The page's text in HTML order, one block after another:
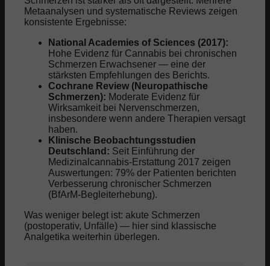
Metaanalysen und systematische Reviews zeigen
konsistente Ergebnisse:
National Academies of Sciences (2017):
Hohe Evidenz für Cannabis bei chronischen
Schmerzen Erwachsener — eine der
stärksten Empfehlungen des Berichts.
Cochrane Review (Neuropathische
Schmerzen): Moderate Evidenz für
Wirksamkeit bei Nervenschmerzen,
insbesondere wenn andere Therapien versagt
haben.
Klinische Beobachtungsstudien
Deutschland: Seit Einführung der
Medizinalcannabis-Erstattung 2017 zeigen
Auswertungen: 79% der Patienten berichten
Verbesserung chronischer Schmerzen
(BfArM-Begleiterhebung).
Was weniger belegt ist: akute Schmerzen
(postoperativ, Unfälle) — hier sind klassische
Analgetika weiterhin überlegen.